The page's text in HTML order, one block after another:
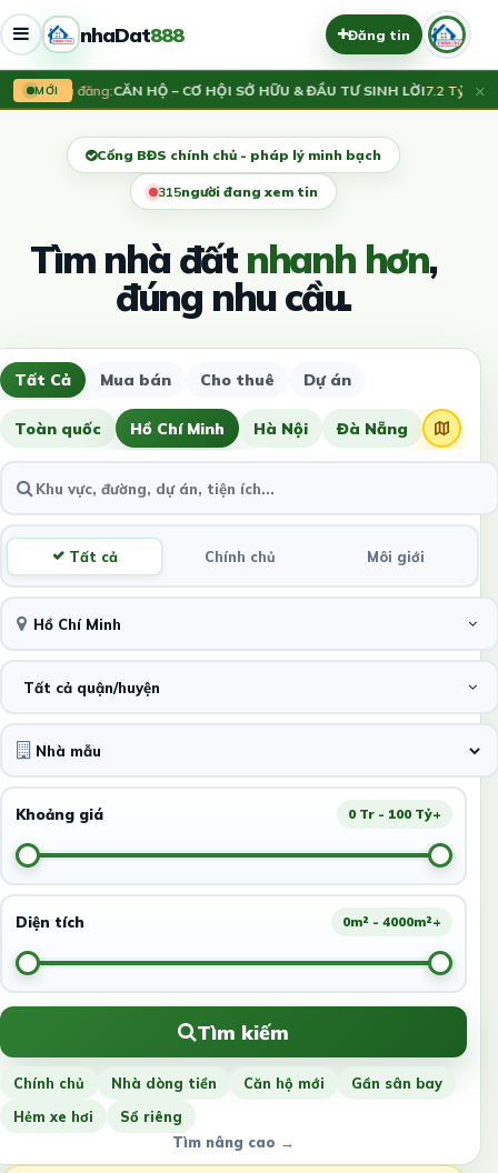
nhaDat888 Đăng tin
MỚI
Vừa đăng:CĂN HỘ – CƠ HỘI SỞ HỮU & ĐẦU TƯ SINH LỜI7.2 Tỷ ×
Cổng BĐS chính chủ - pháp lý minh bạch
315người đang xem tin
Tìm nhà đấtnhanh hơn,
đúng nhu cầu.
Tất Cả Mua bán Cho thuê Dự án
Toàn quốc Hồ Chí Minh Hà Nội Đà Nẵng
Tất cả Chính chủ Môi giới
Hồ Chí Minh
Tất cả quận/huyện
Khoảng giá 0 Tr - 100 Tỷ+
Diện tích 0m² - 4000m²+
Tìm kiếm
Chính chủ Nhà dòng tiền Căn hộ mới
Gần sân bay
Hẻm xe hơi
Sổ riêng
Tìm nâng cao →